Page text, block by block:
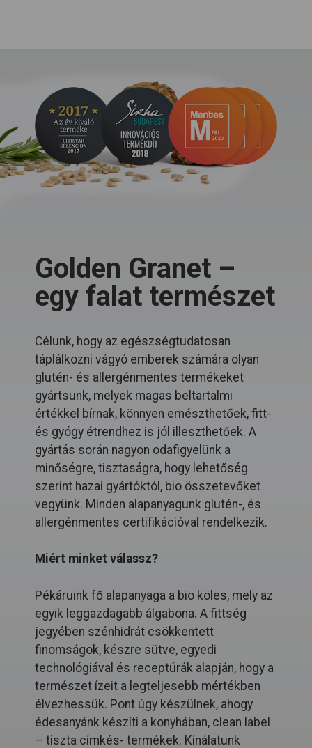
Golden Granet –
egy falat természet
Célunk, hogy az egészségtudatosan
táplálkozni vágyó emberek számára olyan
glutén- és allergénmentes termékeket
gyártsunk, melyek magas beltartalmi
értékkel bírnak, könnyen emészthetőek, fitt-
és gyógy étrendhez is jól illeszthetőek. A
gyártás során nagyon odafigyelünk a
minőségre, tisztaságra, hogy lehetőség
szerint hazai gyártóktól, bio összetevőket
vegyünk. Minden alapanyagunk glutén-, és
allergénmentes certifikációval rendelkezik.
Miért minket válassz?
Pékáruink fő alapanyaga a bio köles, mely az
egyik leggazdagabb álgabona. A fittség
jegyében szénhidrát csökkentett
finomságok, készre sütve, egyedi
technológiával és receptúrák alapján, hogy a
természet ízeit a legteljesebb mértékben
élvezhessük. Pont úgy készülnek, ahogy
édesanyánk készíti a konyhában, clean label
– tiszta címkés- termékek. Kínálatunk